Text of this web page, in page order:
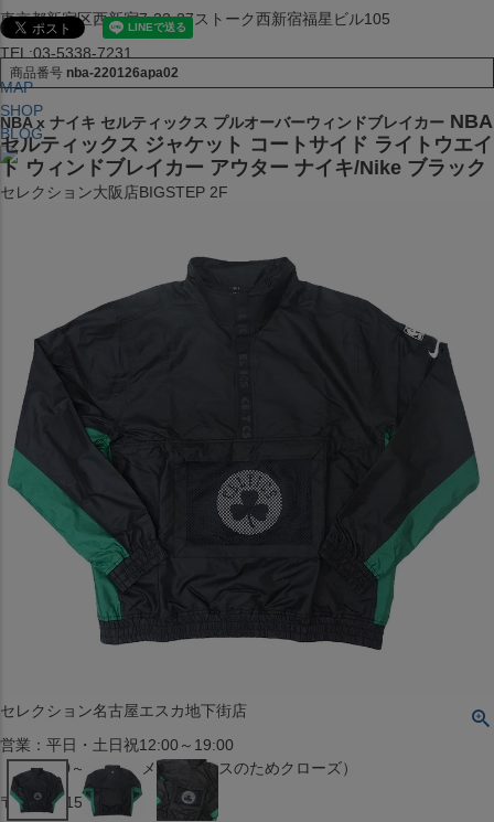
東京都新宿区西新宿7-22-37ストーク西新宿福星ビル105
TEL:03-5338-7231
MAP
SHOP
BLOG
セレクション大阪店BIGSTEP 2F
大阪府大阪市中央区西心斎橋1丁目6番14号
TEL:06-4708-3300
MAP
SHOP
BLOG
JR水道橋駅西口店
営業：土・日・祝日のみ 12:00-18:00
〒101-0061
東京都千代田区神田三崎町２丁目２２−１ 1F
セレクション名古屋エスカ地下街店
営業：平日・土日祝12:00～19:00
（※15:00～16:00はメンテナンスのためクローズ）
〒453-0015
商品番号 nba-220126apa02
NBA x ナイキ セルティックス プルオーバーウィンドブレイカー NBA
セルティックス ジャケット コートサイド ライトウエイ
ト ウィンドブレイカー アウター ナイキ/Nike ブラック